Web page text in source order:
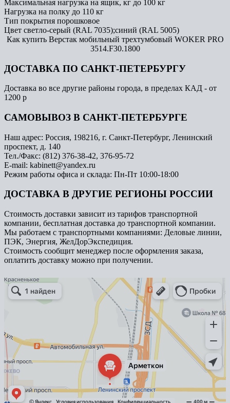
Максимальная нагрузка на ящик, кг до 100 кг
Нагрузка на полку до 110 кг
Тип покрытия порошковое
Цвет светло-серый (RAL 7035);синий (RAL 5005)
Как купить Верстак мобильный трехтумбовый WOKER PRO
3514.F30.1800
ДОСТАВКА ПО САНКТ-ПЕТЕРБУРГУ
Доставка во все другие районы города, в пределах КАД - от
1200 р
САМОВЫВОЗ В САНКТ-ПЕТЕРБУРГЕ
Наш адрес: Россия, 198216, г. Санкт-Петербург, Ленинский
проспект, д. 140
Тел./Факс: (812) 376-38-42, 376-95-72
E-mail: kabinett@yandex.ru
Режим работы офиса и склада: Пн-Пт 10:00-18:00
ДОСТАВКА В ДРУГИЕ РЕГИОНЫ РОССИИ
Стоимость доставки зависит из тарифов транспортной
компании, бесплатная доставка до транспортной компании.
Мы работаем с транспортными компаниями: Деловые линии,
ПЭК, Энергия, ЖелДорЭкспедиция.
Стоимость сообщит менеджер после оформления заказа,
оплатить доставку можно при получении.
Арметкон
Металлическая мебель в Санкт‑Петербурге
Торговое оборудование в Санкт‑Петербурге